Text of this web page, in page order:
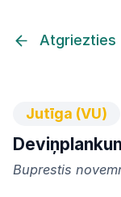
Atgriezties
Jutīga (VU)
Buprestis